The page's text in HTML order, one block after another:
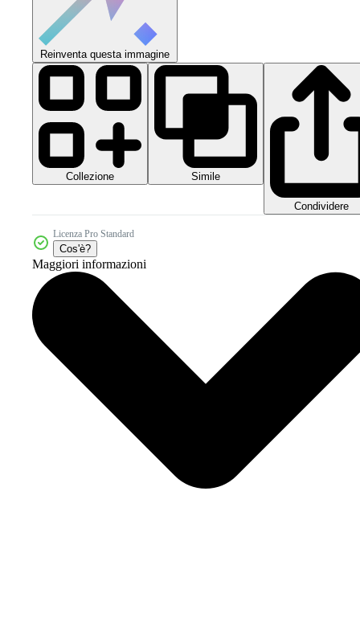
Reinventa questa immagine
Collezione Simile
Condividere
Licenza Pro Standard
Cos'è?
Maggiori informazioni